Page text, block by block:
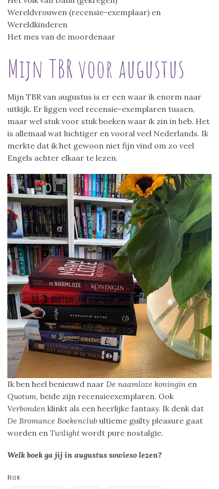
Wereldvrouwen (recensie-exemplaar) en
Wereldkinderen
Het mes van de moordenaar
Mijn TBR voor augustus
Mijn TBR van augustus is er een waar ik enorm naar
uitkijk. Er liggen veel recensie-exemplaren tussen,
maar wel stuk voor stuk boeken waar ik zin in heb. Het
is allemaal wat luchtiger en vooral veel Nederlands. Ik
merkte dat ik het gewoon niet fijn vind om zo veel
Engels achter elkaar te lezen.
Ik ben heel benieuwd naar De naamloze koningin en
Quotum, beide zijn recensieexemplaren. Ook
Verbonden klinkt als een heerlijke fantasy. Ik denk dat
De Bromance Boekenclub ultieme guilty pleasure gaat
worden en Twilight wordt pure nostalgie.
Welk boek ga jij in augustus sowieso lezen?
Delen: